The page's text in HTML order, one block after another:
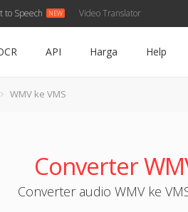
to Speech Video Translator
API Harga Help
WMV ke VMS
Converter
Converter audio WMV ke